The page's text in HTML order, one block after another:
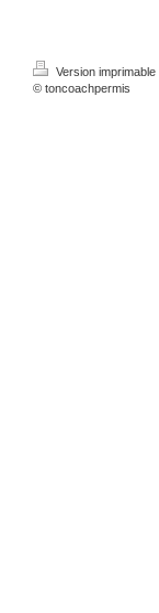
Version imprimable
© toncoachpermis